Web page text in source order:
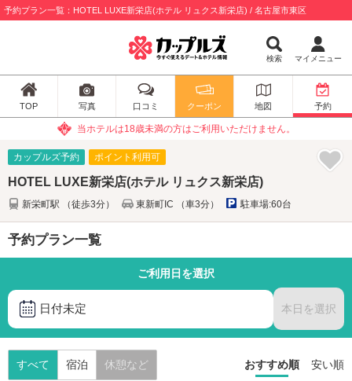
予約プラン一覧：HOTEL LUXE新栄店(ホテル リュクス新栄店) / 名古屋市東区
検索 マイメニュー
TOP 写真 口コミ クーポン 地図 予約
当ホテルは18歳未満の方はご利用いただけません。
カップルズ予約 ポイント利用可
HOTEL LUXE新栄店(ホテル リュクス新栄店)
新栄町駅 （徒歩3分） 東新町IC （車3分） 駐車場:60台
予約プラン一覧
ご利用日を選択
日付未定 本日を選択
すべて 宿泊 休憩など おすすめ順 安い順